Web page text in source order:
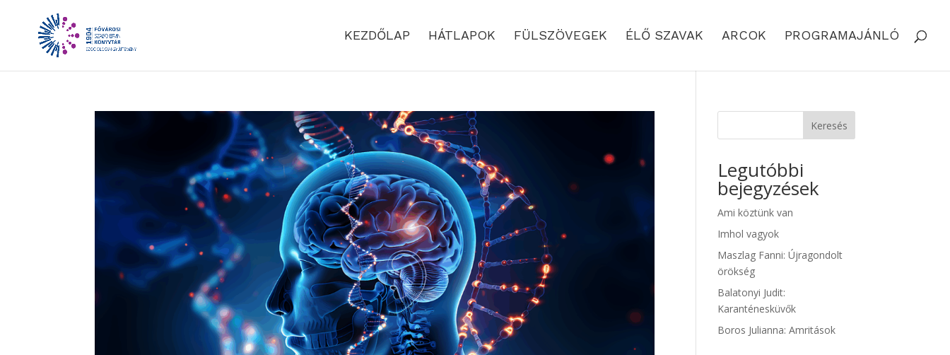
KEZDŐLAP HÁTLAPOK FÜLSZÖVEGEK ÉLŐ SZAVAK ARCOK PROGRAMAJÁNLÓ
Keresés
Legutóbbi
bejegyzések
Ami köztünk van
Imhol vagyok
Maszlag Fanni: Újragondolt
örökség
Balatonyi Judit:
Karanténesküvők
Boros Julianna: Amritások